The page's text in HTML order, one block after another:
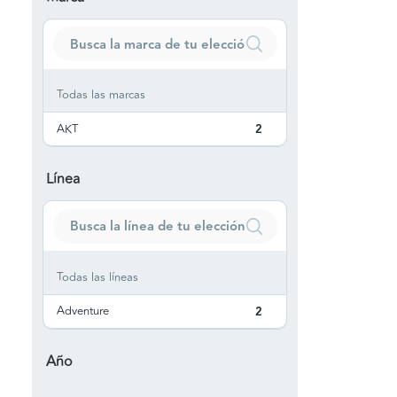
Todas las marcas
AKT
2
Línea
Todas las líneas
Adventure
2
Año